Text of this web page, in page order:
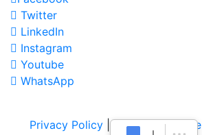
Twitter
LinkedIn
Instagram
Youtube
WhatsApp
Privacy Policy |Terms of Service